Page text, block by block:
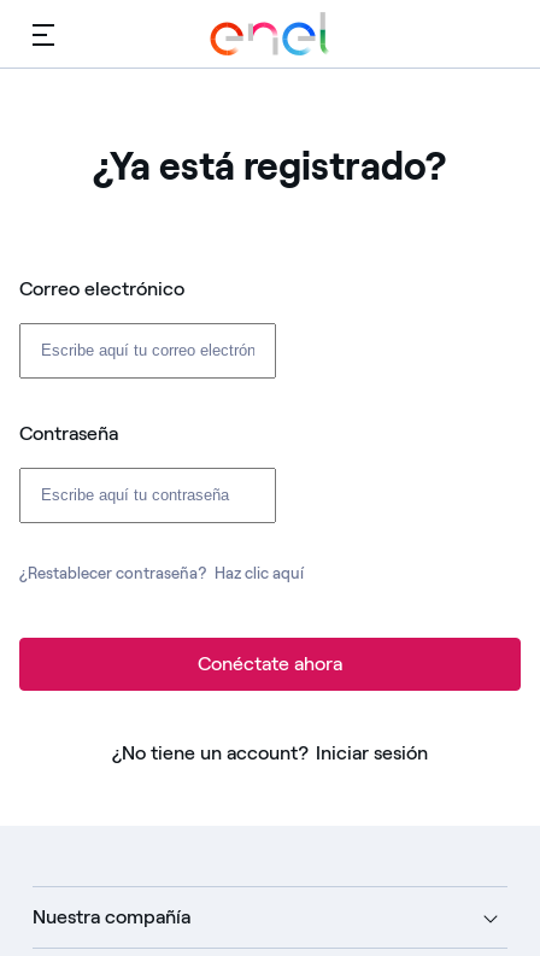
Menú
¿Ya está registrado?
Correo electrónico
Contraseña
¿Restablecer contraseña? Haz clic aquí
Conéctate ahora
¿No tiene un account? Iniciar sesión
Nuestra compañía